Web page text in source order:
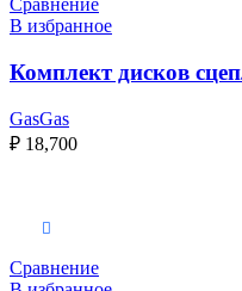
Сравнение
В избранное
Комплект дисков
GasGas
₽ 18,700
Сравнение